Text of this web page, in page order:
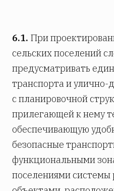
6.1. При
сельских поселений
предусматривать
транспорта и улично-
с планировочной
прилегающей к нему
обеспечивающую
безопасные
функциональными
поселениями системы